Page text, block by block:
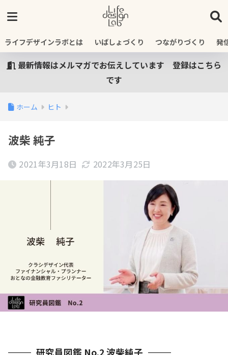
ライフデザインラボとは いばしょづくり つながりづくり 発
最新情報はメルマガでお伝えしています 登録はこちら
です
ホーム ヒト
波柴 純子
2021年3月18日 2022年3月25日
研究員図鑑 No.2 波柴純子